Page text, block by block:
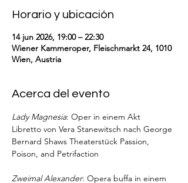
Horario y ubicación
14 jun 2026, 19:00 – 22:30
Wiener Kammeroper, Fleischmarkt 24, 1010
Wien, Austria
Acerca del evento
Lady Magnesia: Oper in einem Akt
Libretto von Vera Stanewitsch nach George
Bernard Shaws Theaterstück Passion,
Poison, and Petrifaction
Zweimal Alexander: Opera buffa in einem